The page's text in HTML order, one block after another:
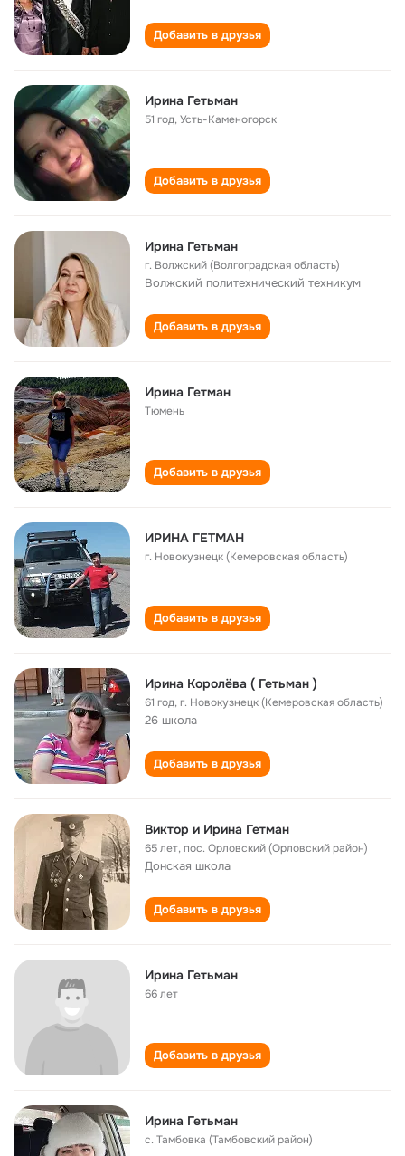
Добавить в друзья
Ирина Гетьман
51 год,Усть-Каменогорск
Добавить в друзья
Ирина Гетьман
г. Волжский (Волгоградская область)
Волжский политехнический техникум
Добавить в друзья
Ирина Гетман
Тюмень
Добавить в друзья
ИРИНА ГЕТМАН
г. Новокузнецк (Кемеровская область)
Добавить в друзья
Ирина Королёва ( Гетьман )
61 год,г. Новокузнецк (Кемеровская область)
26 школа
Добавить в друзья
Виктор и Ирина Гетман
65 лет,пос. Орловский (Орловский район)
Донская школа
Добавить в друзья
Ирина Гетьман
66 лет
Добавить в друзья
Ирина Гетьман
с. Тамбовка (Тамбовский район)